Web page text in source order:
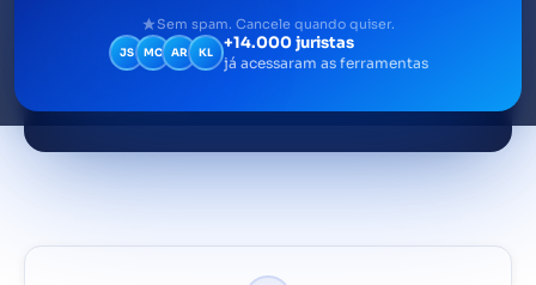
consumo atrelado à atuação profissional dos
advogados e advogadas no Brasil
30 de setembro de 2021 8 min de leitura
Sem spam. Cancele quando quiser.
JS MC AR KL +14.000 juristas
já acessaram as ferramentas